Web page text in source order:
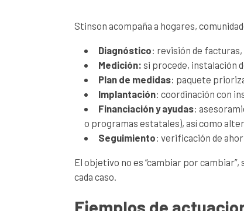
Stinson acompaña a hogares,
Diagnóstico: revisión de
Medición: si procede, instalación
Plan de medidas: paquete
Implantación: coordinación con
Financiación y ayudas:
o programas estatales), así como
Seguimiento: verificación de
El objetivo no es “cambiar por
cada caso.
Ejemplos de